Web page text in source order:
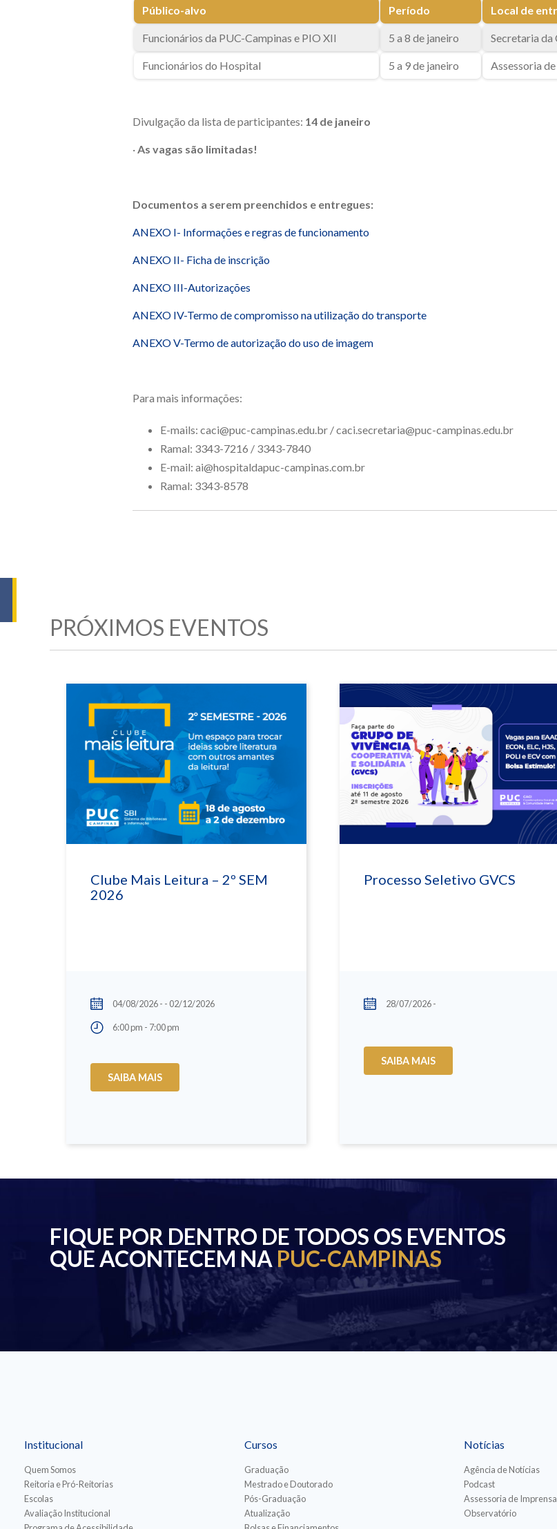
Público-alvo Período Local de
Funcionários da PUC-Campinas e PIO XII 5 a 8 de janeiro Secretaria da
Funcionários do Hospital 5 a 9 de janeiro Assessoria
Divulgação da lista de participantes: 14 de janeiro
·As vagas são limitadas!
Documentos a serem preenchidos e entregues:
ANEXO I- Informações e regras de funcionamento
ANEXO II- Ficha de inscrição
ANEXO III-Autorizações
ANEXO IV-Termo de compromisso na utilização do transporte
ANEXO V-Termo de autorização do uso de imagem
Para mais informações:
E-mails: caci@puc-campinas.edu.br / caci.secretaria@puc-campinas.edu.br
Ramal: 3343-7216 / 3343-7840
E-mail: ai@hospitaldapuc-campinas.com.br
Ramal: 3343-8578
PRÓXIMOS EVENTOS
Clube Mais Leitura – 2º SEM
2026
04/08/2026 - - 02/12/2026
6:00 pm - 7:00 pm
SAIBA MAIS
Processo Seletivo GVCS
28/07/2026 -
SAIBA MAIS
FIQUE POR DENTRO DE TODOS OS EVENTOS
QUE ACONTECEM NA PUC-CAMPINAS
Institucional
Quem Somos
Reitoria e Pró-Reitorias
Escolas
Avaliação Institucional
Cursos
Graduação
Mestrado e Doutorado
Pós-Graduação
Atualização
Notícias
Agência de Notícias
Podcast
Assessoria de Imprensa
Observatório